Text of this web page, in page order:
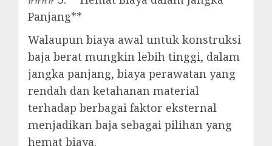
Panjang**
Walaupun biaya awal untuk konstruksi
baja berat mungkin lebih tinggi, dalam
jangka panjang, biaya perawatan yang
rendah dan ketahanan material
terhadap berbagai faktor eksternal
menjadikan baja sebagai pilihan yang
hemat biaya.